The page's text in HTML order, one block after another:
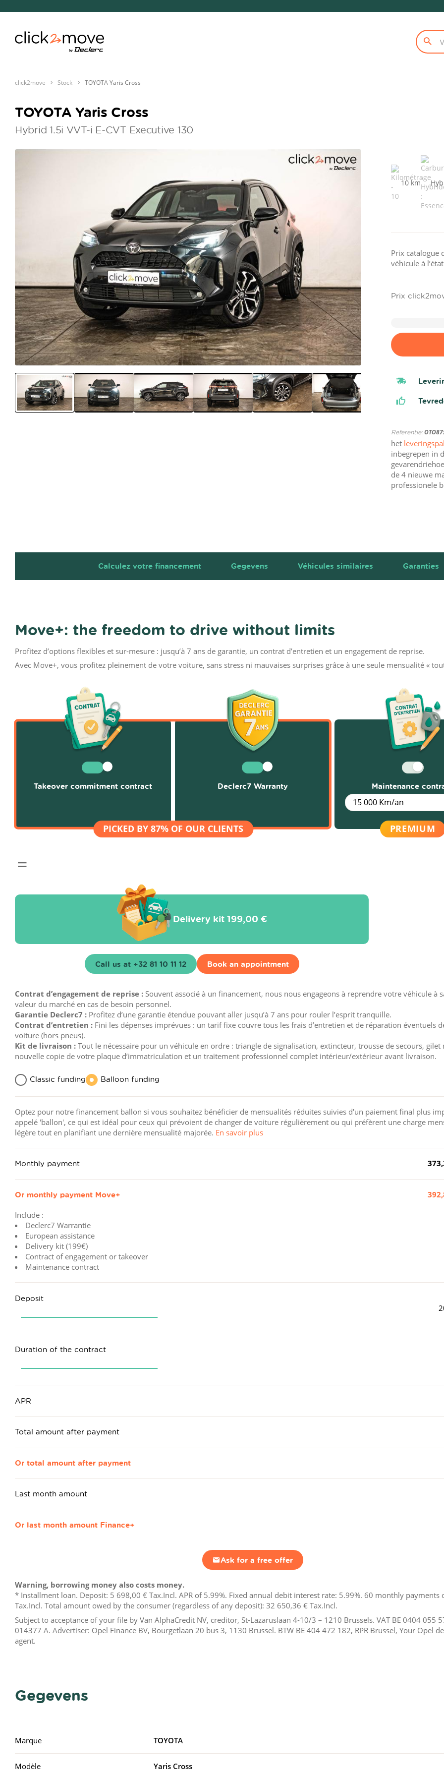
click2move Stock TOYOTA Yaris Cross
TOYOTA Yaris Cross
Hybrid 1.5i VVT-i E-CVT Executive 130
10 km
Prix catalogue
véhicule à
Prix
Referentie:
het
inbegrepen in
de 4 nieuwe
professionele
Calculez votre financement Gegevens Véhicules similaires Garanties
Move+: the freedom to drive without limits
Profitez d’options flexibles et sur-mesure : jusqu’à 7 ans de garantie, un contrat d’entretien et un engagement de reprise.
Avec Move+, vous profitez pleinement de votre voiture, sans stress ni mauvaises surprises grâce à une seule mensualité «
Takeover commitment contract Declerc7 Warranty Maintenance
Delivery kit199,00 €
Call us at +32 81 10 11 12 Book an appointment
Contrat d’engagement de reprise : Souvent associé à un financement, nous nous engageons à reprendre votre véhicule à
valeur du marché en cas de besoin personnel.
Garantie Declerc7 : Profitez d’une garantie étendue pouvant aller jusqu’à 7 ans pour rouler l’esprit tranquille.
Contrat d’entretien : Fini les dépenses imprévues : un tarif fixe couvre tous les frais d’entretien et de réparation éventuels
voiture (hors pneus).
Kit de livraison : Tout le nécessaire pour un véhicule en ordre : triangle de signalisation, extincteur, trousse de secours, gilet
nouvelle copie de votre plaque d’immatriculation et un traitement professionnel complet intérieur/extérieur avant livraison.
Classic funding Balloon funding
Optez pour notre financement ballon si vous souhaitez bénéficier de mensualités réduites suivies d'un paiement final plus
appelé 'ballon', ce qui est idéal pour ceux qui prévoient de changer de voiture régulièrement ou qui préfèrent une charge
légère tout en planifiant une dernière mensualité majorée. En savoir plus
Monthly payment
Or monthly payment Move+
Include :
Declerc7 Warrantie
European assistance
Delivery kit (199€)
Contract of engagement or takeover
Maintenance contract
Deposit
Duration of the contract
APR
Total amount after payment
Or total amount after payment
Last month amount
Or last month amount Finance+
Ask for a free offer
Warning, borrowing money also costs money.
* Installment loan. Deposit: 5 698,00 € Tax.Incl. APR of 5.99%. Fixed annual debit interest rate: 5.99%. 60 monthly payments
Tax.Incl. Total amount owed by the consumer (regardless of any deposit): 32 650,36 € Tax.Incl.
Subject to acceptance of your file by Van AlphaCredit NV, creditor, St-Lazaruslaan 4-10/3 – 1210 Brussels. VAT BE 0404 055
014377 A. Advertiser: Opel Finance BV, Bourgetlaan 20 bus 3, 1130 Brussel. BTW BE 404 472 182, RPR Brussel, Your Opel
agent.
Gegevens
Marque TOYOTA
Modèle Yaris Cross